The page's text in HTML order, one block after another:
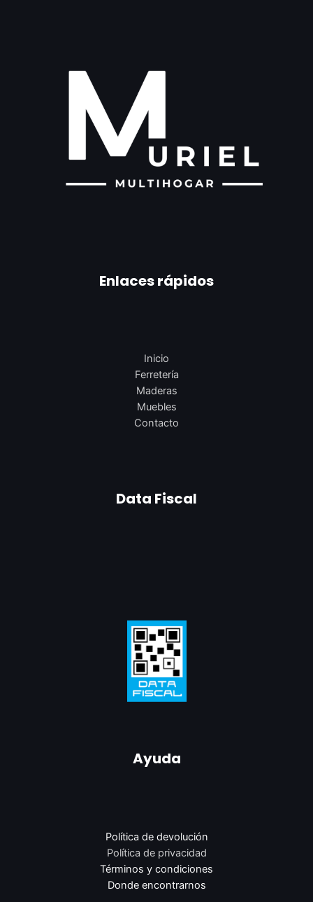
Enlaces rápidos
Inicio
Ferretería
Maderas
Muebles
Contacto
Data Fiscal
Ayuda
Política de devolución
Política de privacidad
Términos y condiciones
Donde encontrarnos